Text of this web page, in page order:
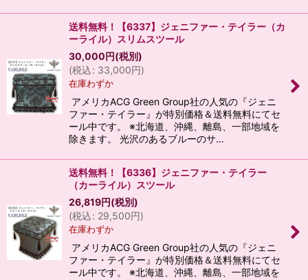
送料無料！【6337】ジェニファー・テイラー（カ
ーライル）スリムスツール
30,000円(税別)
(税込: 33,000円)
在庫わずか
アメリカACG Green Group社の人気の『ジェニ
ファー・テイラー』が特別価格＆送料無料にてセ
ール中です。 ※北海道、沖縄、離島、一部地域を
除きます。 光沢のあるブルーのサ…
送料無料！【6336】ジェニファー・テイラー
（カーライル）スツール
26,819円(税別)
(税込: 29,500円)
在庫わずか
アメリカACG Green Group社の人気の『ジェニ
ファー・テイラー』が特別価格＆送料無料にてセ
ール中です。 ※北海道、沖縄、離島、一部地域を